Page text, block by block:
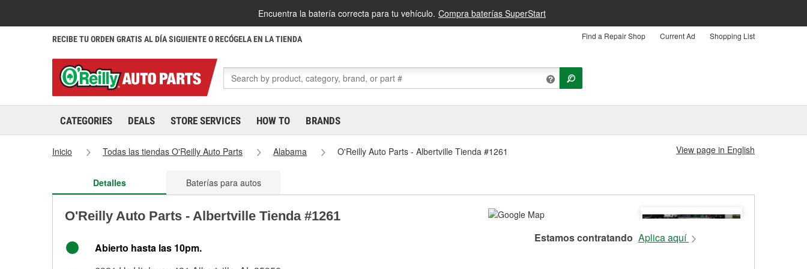
Encuentra la batería correcta para tu vehículo. Compra baterías SuperStart
RECIBE TU ORDEN GRATIS AL DÍA SIGUIENTE O RECÓGELA EN LA TIENDA Find a Repair Shop Current Ad Shopping List
CATEGORIES DEALS STORE SERVICES HOW TO BRANDS
Inicio Todas las tiendas O'Reilly Auto Parts Alabama O'Reilly Auto Parts - Albertville Tienda #1261 View page in English
Detalles Baterías para autos
O'Reilly Auto Parts - Albertville Tienda #1261
Abierto hasta las 10pm.
Estamos contratando Aplica aquí